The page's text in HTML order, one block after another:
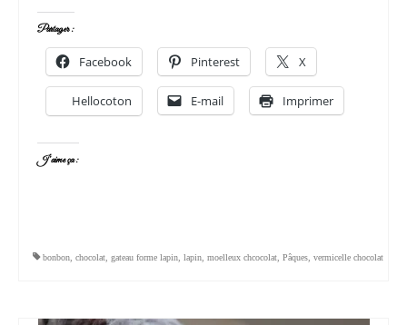
Partager :
Facebook Pinterest X
Hellocoton E-mail Imprimer
J’aime ça :
bonbon chocolat gateau forme lapin lapin moelleux chcocolat Pâques vermicelle chocolat